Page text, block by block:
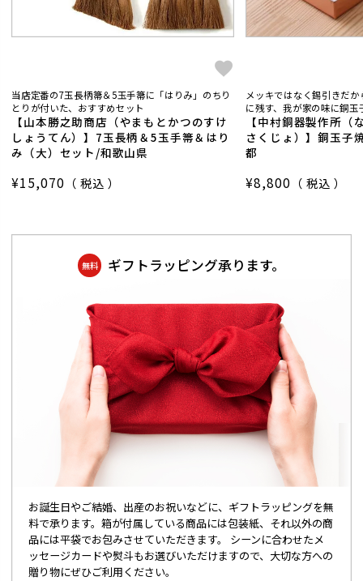
当店定番の7玉長柄箒＆5玉手箒に「はりみ」のちり
とりが付いた、おすすめセット
【山本勝之助商店（やまもとかつのすけ
しょうてん）】7玉長柄＆5玉手箒＆はり
み（大）セット/和歌山県
¥15,070 税込
メッキではなく錫引きだ
に残す、我が家の味に
【中村銅器製作所（
さくじょ）】銅玉
都
¥8,800 税込
無料 ギフトラッピング承ります。
お誕生日やご結婚、出産のお祝いなどに、ギフトラッピングを無
料で承ります。箱が付属している商品には包装紙、それ以外の商
品には平袋でお包みさせていただきます。 シーンに合わせたメ
ッセージカードや熨斗もお選びいただけますので、大切な方への
贈り物にぜひご利用ください。